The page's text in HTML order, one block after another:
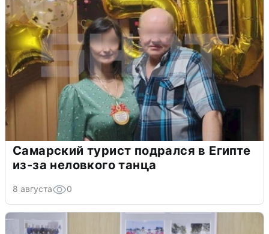
Самарский турист подрался в Египте
из-за неловкого танца
8 августа 0